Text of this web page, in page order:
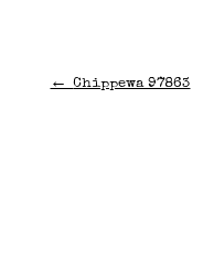
←Chippewa 97863